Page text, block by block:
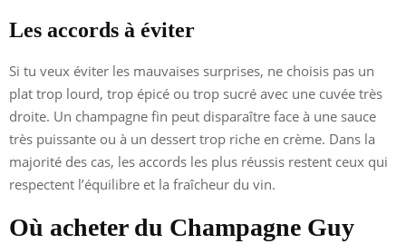
Les accords à éviter
Si tu veux éviter les mauvaises surprises, ne choisis pas un
plat trop lourd, trop épicé ou trop sucré avec une cuvée très
droite. Un champagne fin peut disparaître face à une sauce
très puissante ou à un dessert trop riche en crème. Dans la
majorité des cas, les accords les plus réussis restent ceux qui
respectent l’équilibre et la fraîcheur du vin.
Où acheter du Champagne Guy